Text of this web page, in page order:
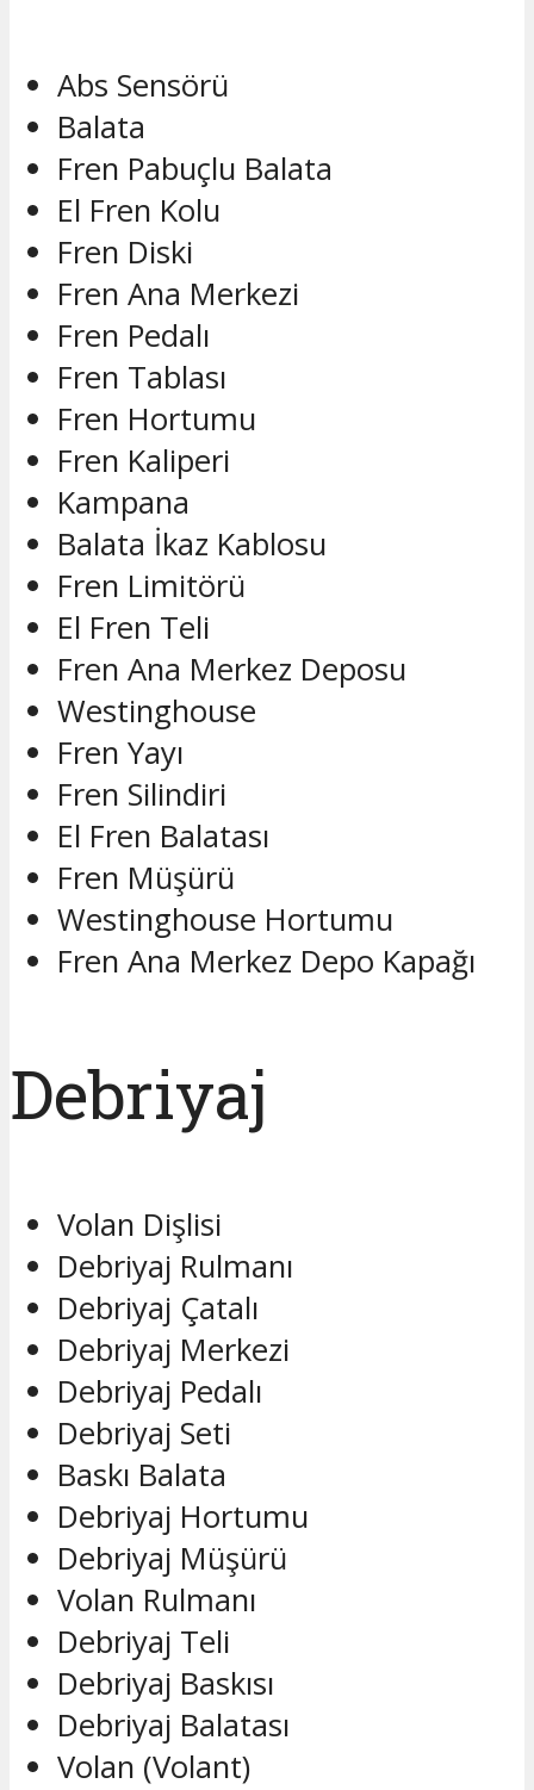
Abs Sensörü
Balata
Fren Pabuçlu Balata
El Fren Kolu
Fren Diski
Fren Ana Merkezi
Fren Pedalı
Fren Tablası
Fren Hortumu
Fren Kaliperi
Kampana
Balata İkaz Kablosu
Fren Limitörü
El Fren Teli
Fren Ana Merkez Deposu
Westinghouse
Fren Yayı
Fren Silindiri
El Fren Balatası
Fren Müşürü
Westinghouse Hortumu
Fren Ana Merkez Depo Kapağı
Debriyaj
Volan Dişlisi
Debriyaj Rulmanı
Debriyaj Çatalı
Debriyaj Merkezi
Debriyaj Pedalı
Debriyaj Seti
Baskı Balata
Debriyaj Hortumu
Debriyaj Müşürü
Volan Rulmanı
Debriyaj Teli
Debriyaj Baskısı
Debriyaj Balatası
Volan (Volant)